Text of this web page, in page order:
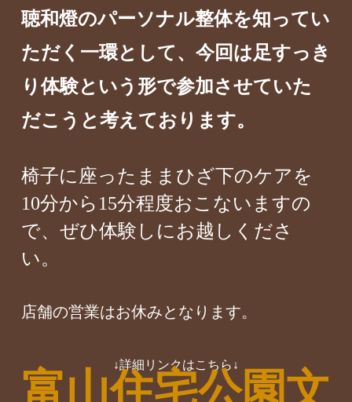
聴和燈のパーソナル整体を知ってい
ただく一環として、今回は足すっき
り体験という形で参加させていた
だこうと考えております。
椅子に座ったままひざ下のケアを
10分から15分程度おこないますの
で、ぜひ体験しにお越しくださ
い。
店舗の営業はお休みとなります。
↓詳細リンクはこちら↓
富山住宅公園文